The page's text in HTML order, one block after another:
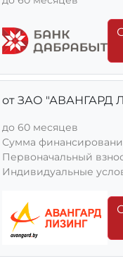
от ЗАО "АВАНГАРД
до 60 месяцев
Сумма
Первоначальный
Индивидуальные